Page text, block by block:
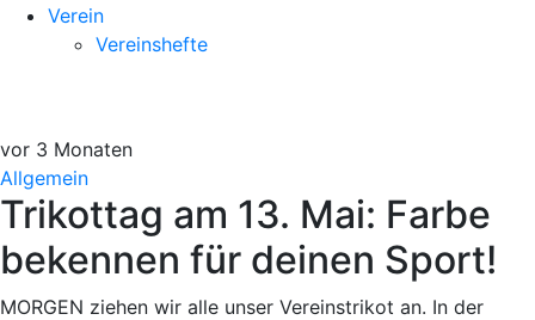
Verein
Vereinshefte
vor 3 Monaten
Allgemein
Trikottag am 13. Mai: Farbe
bekennen für deinen Sport!
MORGEN ziehen wir alle unser Vereinstrikot an. In der